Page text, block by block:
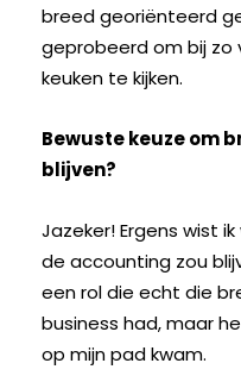
breed georiënteerd
geprobeerd om bij zo
keuken te kijken.
Bewuste keuze om
blijven?
Jazeker! Ergens wist
de accounting zou
een rol die echt die
business had, maar
op mijn pad kwam.